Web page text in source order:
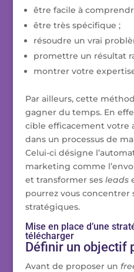
être facile à
être très spécifique ;
résoudre un vrai
promettre un résultat
montrer votre
Par ailleurs, cette
gagner du temps. En
cible efficacement votre
dans un processus de
Celui-ci désigne
marketing comme
et transformer ses leads
pourrez vous concentrer
stratégiques.
Mise en place d’une
télécharger
Définir un objectif
Avant de proposer un